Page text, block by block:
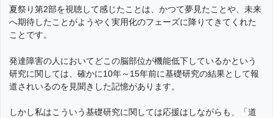
夏祭り第2部を視聴して感じたことは、かつて夢見たことや、未来
へ期待したことがようやく実用化のフェーズに降りてきてくれた
ことです。
発達障害の人においてどこの脳部位が機能低下しているかという
研究に関しては、確かに10年～15年前に基礎研究の結果として報
道されいるのを見聞きした記憶があります。
しかし私はこういう基礎研究に関しては応援はしながらも、「道